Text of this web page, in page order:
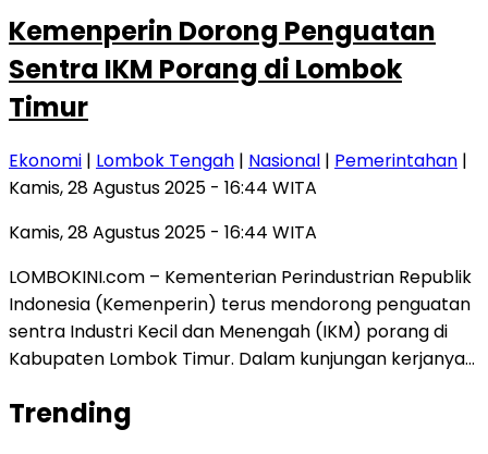
Kemenperin Dorong Penguatan
Sentra IKM Porang di Lombok
Timur
Ekonomi | Lombok Tengah | Nasional | Pemerintahan |
Kamis, 28 Agustus 2025 - 16:44 WITA
Kamis, 28 Agustus 2025 - 16:44 WITA
LOMBOKINI.com – Kementerian Perindustrian Republik
Indonesia (Kemenperin) terus mendorong penguatan
sentra Industri Kecil dan Menengah (IKM) porang di
Kabupaten Lombok Timur. Dalam kunjungan kerjanya…
Trending